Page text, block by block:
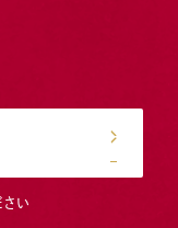
さい